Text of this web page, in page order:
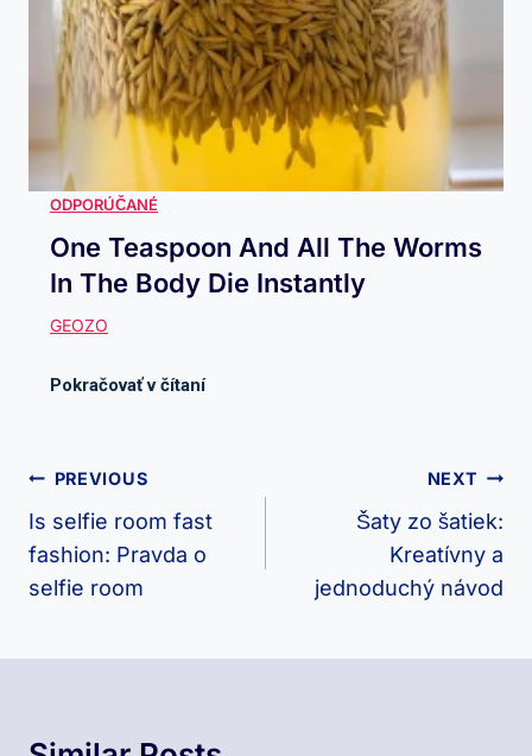
One Teaspoon And All The Worms
In The Body Die Instantly
Navigácia
V
Článku
PREVIOUS
Is selfie room fast
fashion: Pravda o
selfie room
NEXT
Šaty zo šatiek:
Kreatívny a
jednoduchý návod